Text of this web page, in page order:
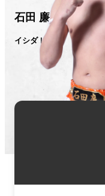
石田 廉
イシダ レン